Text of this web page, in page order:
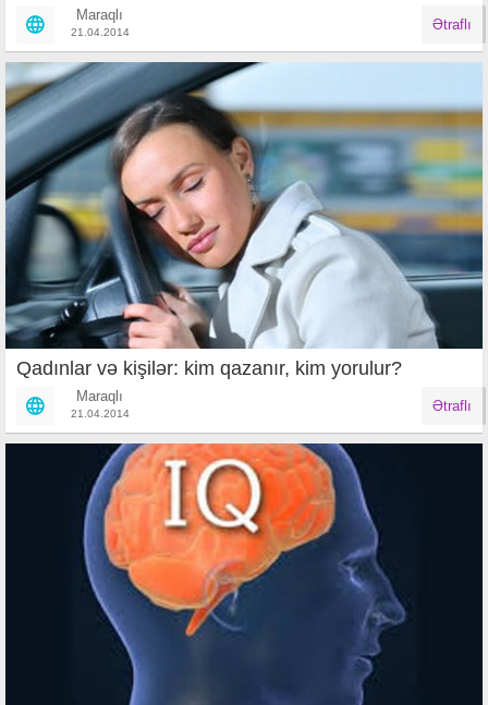
Maraqlı
21.04.2014 Ətraflı
Qadınlar və kişilər: kim qazanır, kim yorulur?
Maraqlı
21.04.2014 Ətraflı